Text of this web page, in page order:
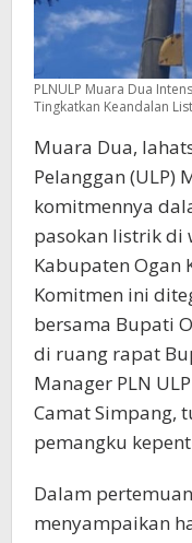
PLNULP Muara Dua
Tingkatkan Keandalan
Muara Dua,
Pelanggan (ULP)
komitmennya
pasokan listrik di
Kabupaten Ogan
Komitmen ini
bersama Bupati
di ruang rapat
Manager PLN
Camat Simpang,
pemangku
Dalam
menyampaikan